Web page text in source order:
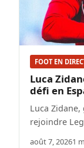
FOOT EN
Luca
défi en
Luca
rejoindre
août 7, 20261